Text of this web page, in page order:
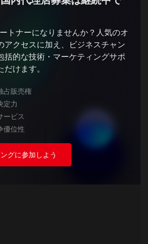
トナーになりませんか？人気のオ
アクセスに加え、ビジネスチャン
括的な技術・マーケティングサポ
けます。
占販売権
定力
ービス
優位性
グに参加しよう